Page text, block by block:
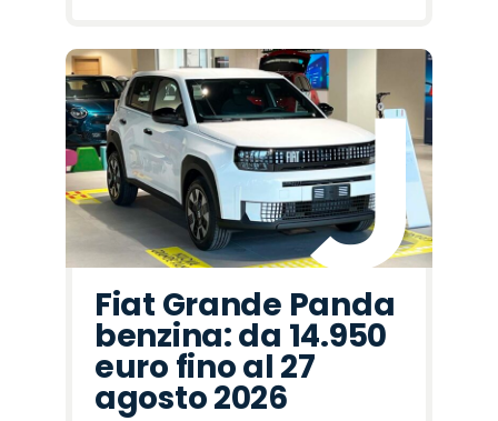
Fiat Grande Panda
benzina: da 14.950
euro fino al 27
agosto 2026